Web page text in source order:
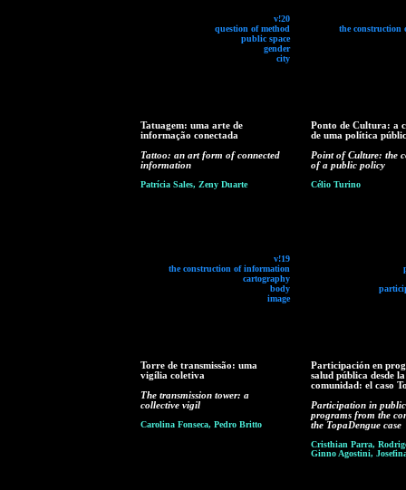
v!20
question of method
public space
gender
city
the construction
Tatuagem: uma arte de
informação conectada
Tattoo: an art form of connected
information
Patrícia Sales, Zeny Duarte
v!19
the construction of information
cartography
body
image
Ponto de Cultura: a
de uma política
Point of Culture: the
of a public policy
Célio Turino
Torre de transmissão: uma
vigília coletiva
The transmission tower: a
collective vigil
Carolina Fonseca, Pedro Britto
Participación en
salud pública desde la
comunidad: el caso
Participation in
programs from the
the TopaDengue case
Cristhian Parra,
Ginno Agostini,